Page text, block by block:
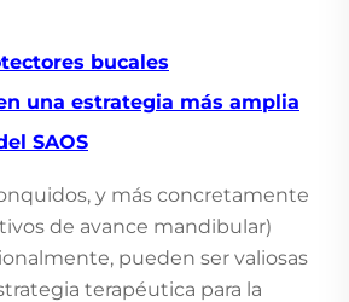
bucales
una estrategia más amplia
SAOS
y más concretamente
de avance mandibular)
pueden ser valiosas
terapéutica para la